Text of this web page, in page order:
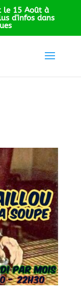
le 15 Août à
d'infos dans